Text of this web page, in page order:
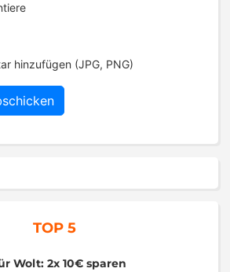
hinzufügen (JPG, PNG)
TOP 5
Wolt: 2x 10€ sparen